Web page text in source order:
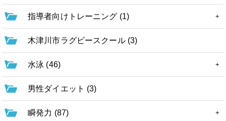
指導者向けトレーニング (1)
木津川市ラグビースクール (3)
水泳 (46)
男性ダイエット (3)
瞬発力 (87)